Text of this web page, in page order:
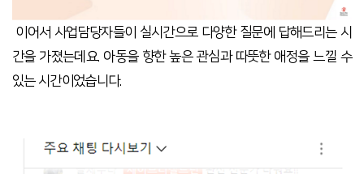
이어서 사업담당자들이 실시간으로 다양한 질문에 답해드리는 시
간을 가졌는데요. 아동을 향한 높은 관심과 따뜻한 애정을 느낄 수
있는 시간이었습니다.